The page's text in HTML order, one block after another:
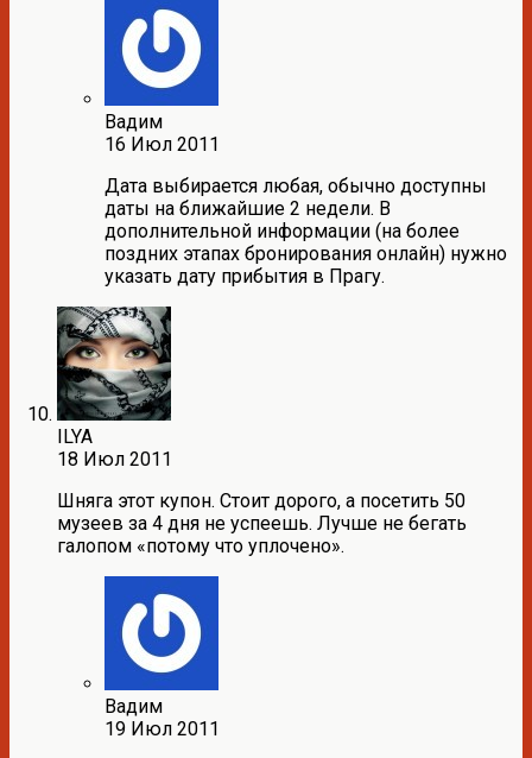
Вадим
16 Июл 2011
Дата выбирается любая, обычно доступны
даты на ближайшие 2 недели. В
дополнительной информации (на более
поздних этапах бронирования онлайн) нужно
указать дату прибытия в Прагу.
ILYA
18 Июл 2011
Шняга этот купон. Стоит дорого, а посетить 50
музеев за 4 дня не успеешь. Лучше не бегать
галопом «потому что уплочено».
Вадим
19 Июл 2011